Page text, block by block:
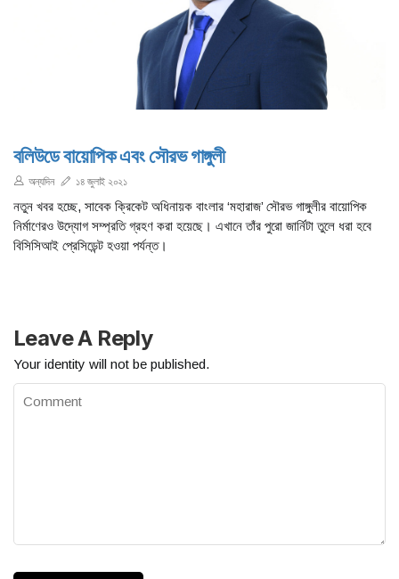
বলিউডে বায়োপিক এবং সৌরভ গাঙ্গুলী
অন্যদিন ১৪ জুলাই ২০২১
নতুন খবর হচ্ছে, সাবেক ক্রিকেট অধিনায়ক বাংলার ‘মহারাজ’ সৌরভ গাঙ্গুলীর বায়োপিক
নির্মাণেরও উদ্যোগ সম্প্রতি গ্রহণ করা হয়েছে। এখানে তাঁর পুরো জার্নিটা তুলে ধরা হবে
বিসিসিআই প্রেসিডেন্ট হওয়া পর্যন্ত।
Leave A Reply
Your identity will not be published.